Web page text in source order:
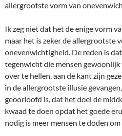
allergrootste vorm van
Ik zeg niet dat het de enige vorm
maar het is zeker de allergrootste
onevenwichtigheid. De reden is
tegenwicht die mensen
over te hellen, aan de kant zijn
in de allergrootste illusie
geoorloofd is, dat het doel de
kwaad te doen opdat het goede
nodig is meer mensen te doden